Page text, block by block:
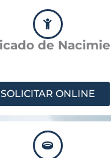
de
SOLICITAR ONLINE